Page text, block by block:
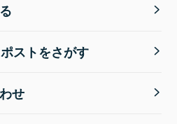
ストをさがす
せ